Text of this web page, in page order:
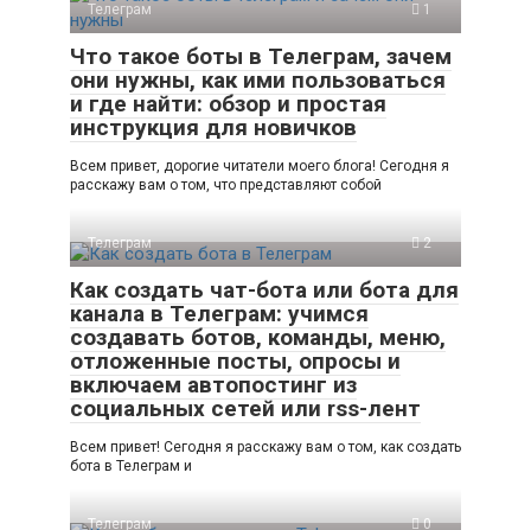
Телеграм 1
Что такое боты в Телеграм, зачем
они нужны, как ими пользоваться
и где найти: обзор и простая
инструкция для новичков
Всем привет, дорогие читатели моего блога! Сегодня я
расскажу вам о том, что представляют собой
Телеграм 2
Как создать чат-бота или бота для
канала в Телеграм: учимся
создавать ботов, команды, меню,
отложенные посты, опросы и
включаем автопостинг из
социальных сетей или rss-лент
Всем привет! Сегодня я расскажу вам о том, как создать
бота в Телеграм и
Телеграм 0